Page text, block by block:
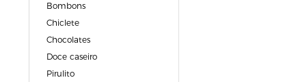
bombons
chiclete
chocolates
doce caseiro
pirulito